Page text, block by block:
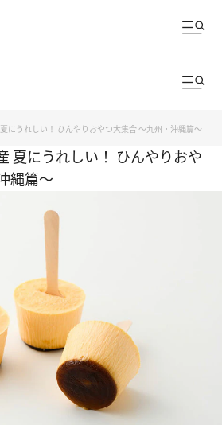
にうれしい！ ひんやりおやつ大集合 ～九州・沖縄篇～
や
・沖縄篇～